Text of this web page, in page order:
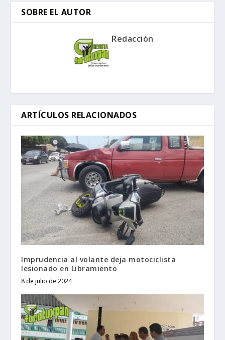
SOBRE EL AUTOR
Redacción
ARTÍCULOS RELACIONADOS
Imprudencia al volante deja motociclista
lesionado en Libramiento
8 de julio de 2024